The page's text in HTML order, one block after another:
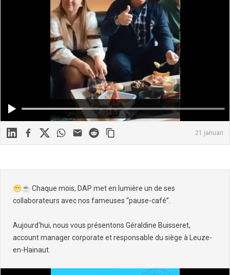
LinkedinFacebook
X WhatsApp
Mail Reddit 21 januari
😁☕️ Chaque mois, DAP met en lumière un de ses
collaborateurs avec nos fameuses “pause-café”.
Aujourd'hui, nous vous présentons Géraldine Buisseret,
account manager corporate et responsable du siège à Leuze-
en-Hainaut.